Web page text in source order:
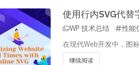
使用行内SVG代
WP 技术总结 性能
在现代Web开发中，图
继续阅读